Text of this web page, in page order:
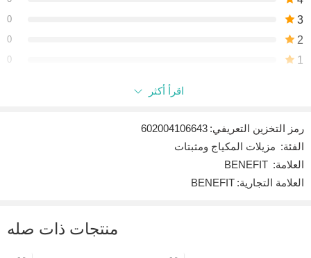
3
0
2
0
1
0
كن أول من يقيم “BENEFIT CHACHA TINT MANGO TINTED
التعليقات
لا توجد توصيات بعد.
اقرأ أكثر
رمز التخزين التعريفي: 602004106643
الفئة: مزيلات المكياج ومثبتات
العلامة: BENEFIT
العلامة التجارية: BENEFIT
منتجات ذات صله